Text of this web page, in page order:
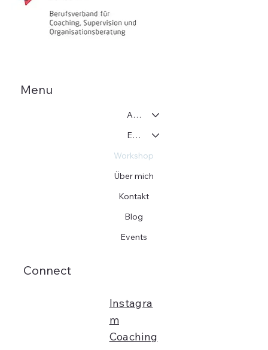
Menu
Adoption
Einzelcoaching
Workshop
Über mich
Kontakt
Blog
Events
Connect
Instagra
m
Coaching